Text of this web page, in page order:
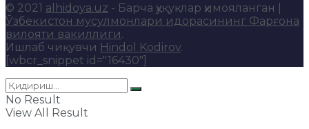
© 2021 alhidoya.uz - Барча ҳуқуқлар ҳимояланган |
Ўзбекистон мусулмонлари идорасининг Фарғона
вилояти вакиллиги.
Ишлаб чиқувчи Hindol Kodirov.
[wbcr_snippet id="16430"]
No Result
View All Result